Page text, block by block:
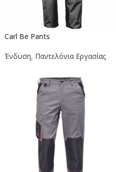
Carl Be Pants
Ένδυση, Παντελόνια Εργασίας